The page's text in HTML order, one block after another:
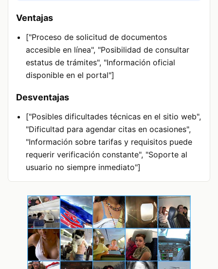
Ventajas
["Proceso de solicitud de documentos
accesible en línea", "Posibilidad de consultar
estatus de trámites", "Información oficial
disponible en el portal"]
Desventajas
["Posibles dificultades técnicas en el sitio web",
"Dificultad para agendar citas en ocasiones",
"Información sobre tarifas y requisitos puede
requerir verificación constante", "Soporte al
usuario no siempre inmediato"]